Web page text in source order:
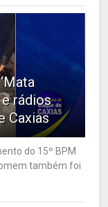
e rádios
Caxias
do 15º BPM
também foi